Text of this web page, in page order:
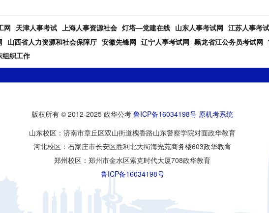
网 天津人事考试 上海人事资源社会 灯塔—党建在线 山东人事考试网 江苏人事考
山西省人力资源和社会保障厅 安徽先锋网 辽宁人事考试网 黑龙省江公务员考试网
组织工作
版权所有 © 2012-2025 政华公考 鲁ICP备16034198号 原机考系统
山东校区：济南市章丘区双山街道槐香路山东警察学院对面政华教育
河北校区：石家庄市长安区胜利北大街海光苑商务楼603政华教育
郑州校区：郑州市金水区索克时代大厦708政华教育
鲁ICP备16034198号